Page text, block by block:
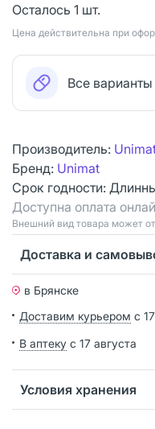
Осталось 1 шт.
Цена действительна при
Все
Производитель:
Бренд: Unimat
Срок годности:
Доступна оплата
Bнешний вид товара может
Доставка и
в Брянске
Доставим курьером с
В аптеку с 17 августа
Условия хранения